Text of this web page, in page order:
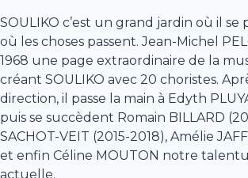
SOULIKO c’est un grand jardin où il se
où les choses passent. Jean-Michel
1968 une page extraordinaire de la
créant SOULIKO avec 20 choristes.
direction, il passe la main à Edyth
puis se succèdent Romain BILLARD
SACHOT-VEIT (2015-2018), Amélie
et enfin Céline MOUTON notre
actuelle.